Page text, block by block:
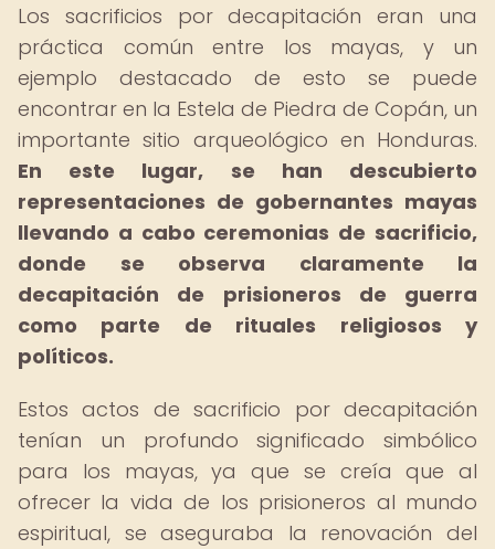
Los sacrificios por decapitación eran una
práctica común entre los mayas, y un
ejemplo destacado de esto se puede
encontrar en la Estela de Piedra de Copán, un
importante sitio arqueológico en Honduras.
En este lugar, se han descubierto
representaciones de gobernantes mayas
llevando a cabo ceremonias de sacrificio,
donde se observa claramente la
decapitación de prisioneros de guerra
como parte de rituales religiosos y
políticos.
Estos actos de sacrificio por decapitación
tenían un profundo significado simbólico
para los mayas, ya que se creía que al
ofrecer la vida de los prisioneros al mundo
espiritual, se aseguraba la renovación del